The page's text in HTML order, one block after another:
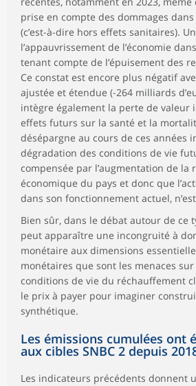
prise en compte des dommages
(c’est-à-dire hors effets sanitaires).
l’appauvrissement de l’économie
tenant compte de l’épuisement des
Ce constat est encore plus négatif
ajustée et étendue (-264 milliards
intègre également la perte de valeur
effets futurs sur la santé et la
désépargne au cours de ces années
dégradation des conditions de vie
compensée par l’augmentation de la
économique du pays et donc que
dans son fonctionnement actuel,
Bien sûr, dans le débat autour de ce
peut apparaître une incongruité à
monétaire aux dimensions
monétaires que sont les menaces
conditions de vie du réchauffement
le prix à payer pour imaginer
synthétique.
Les émissions cumulées ont
aux cibles SNBC 2 depuis
Les indicateurs précédents donnent